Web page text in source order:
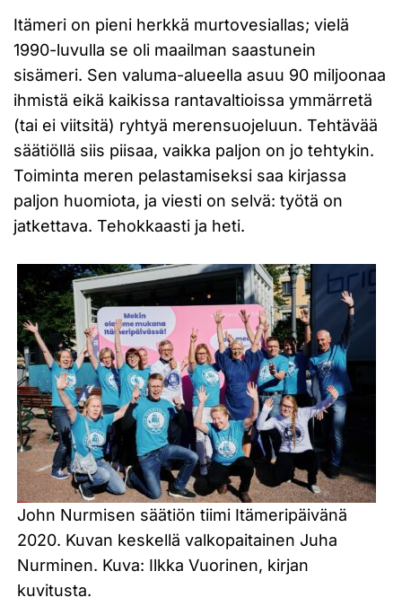
Itämeri on pieni herkkä murtovesiallas; vielä
1990-luvulla se oli maailman saastunein
sisämeri. Sen valuma-alueella asuu 90 miljoonaa
ihmistä eikä kaikissa rantavaltioissa ymmärretä
(tai ei viitsitä) ryhtyä merensuojeluun. Tehtävää
säätiöllä siis piisaa, vaikka paljon on jo tehtykin.
Toiminta meren pelastamiseksi saa kirjassa
paljon huomiota, ja viesti on selvä: työtä on
jatkettava. Tehokkaasti ja heti.
John Nurmisen säätiön tiimi Itämeripäivänä
2020. Kuvan keskellä valkopaitainen Juha
Nurminen. Kuva: Ilkka Vuorinen, kirjan
kuvitusta.